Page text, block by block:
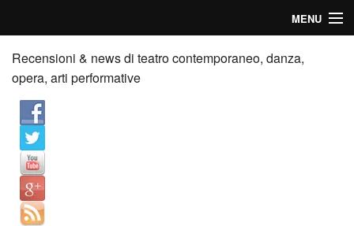
MENU
Home
Recensioni
Anticipazioni
News
Palazzi consiglia
Recensioni & news di teatro contemporaneo, danza,
opera, arti performative